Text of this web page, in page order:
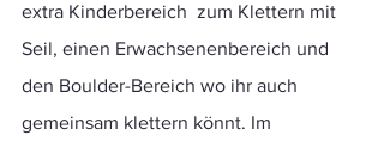
extra Kinderbereich  zum Klettern mit
Seil, einen Erwachsenenbereich und
den Boulder-Bereich wo ihr auch
gemeinsam klettern könnt. Im